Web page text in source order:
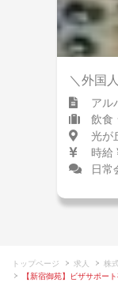
＼外国
アル
飲食
光が
時給
日常
トップページ 求人
株
【新宿御苑】ビザサポー